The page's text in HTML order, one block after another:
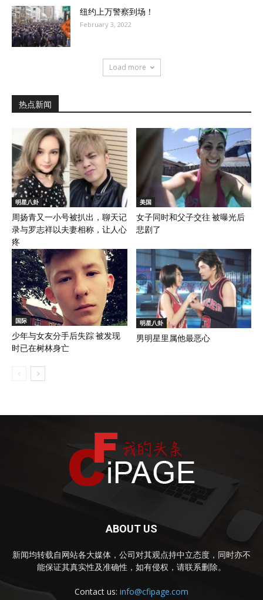
纽约上万警察到场！
February 3, 2022
Load more
热点新闻
明星八卦
周扬青又一小号被扒出，聊天记
录与罗志祥以夫妻相称，让人心
疼
美国
女子同时和父子交往 被曝光后
悲剧了
国际
少年与女友分手后失踪 被发现
时已在树林身亡
明星八卦
男明星里属他最恶心
ABOUT US
新闻均转载自网站各大媒体，公司对其观点持中立态度，同时亦不
能保证其真实性及准确性，如有侵权，请联系删除。
Contact us: info@cfipage.com